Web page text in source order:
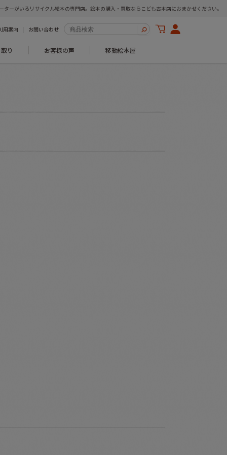
ターがいるリサイクル絵本の専門店。絵本の購入・買取ならこども古本店におまかせください。
用案内 お問い合わせ
り お客様の声 移動絵本屋